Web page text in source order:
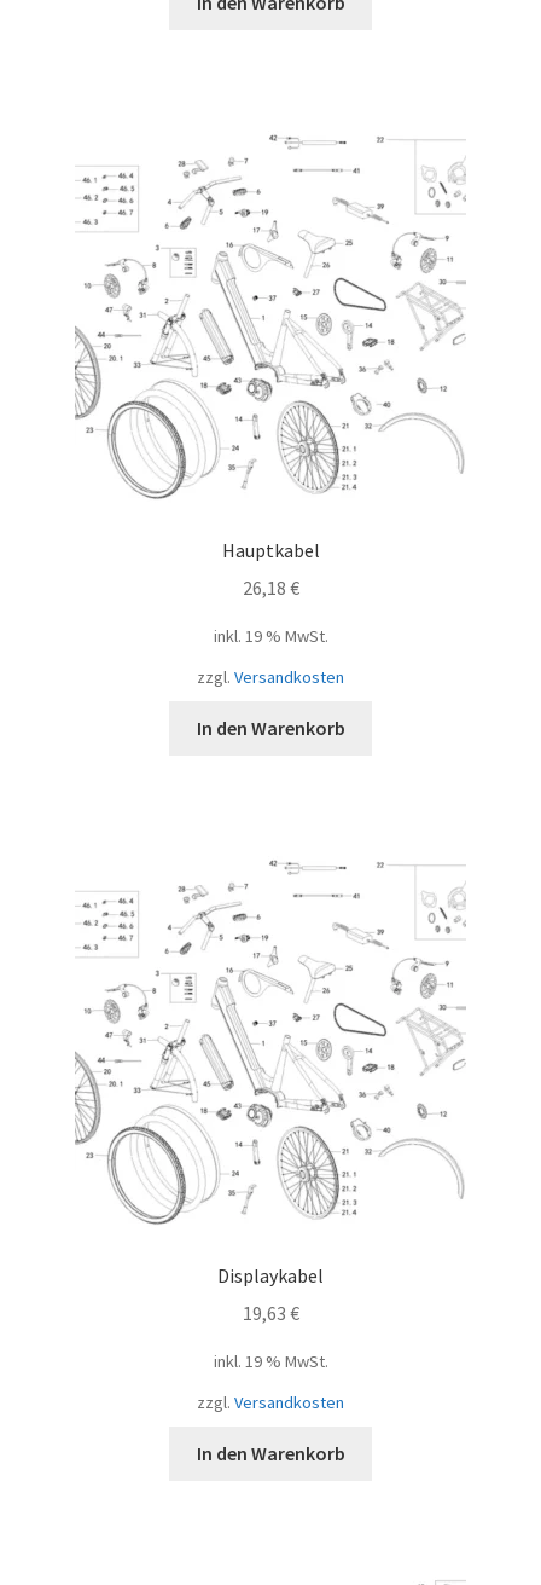
Hauptkabel
26,18 €
inkl. 19 % MwSt.
zzgl. Versandkosten
In den Warenkorb
Displaykabel
19,63 €
inkl. 19 % MwSt.
zzgl. Versandkosten
In den Warenkorb